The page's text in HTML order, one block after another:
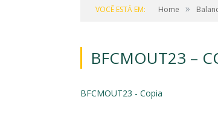
VOCÊ ESTÁ EM: Home »
BFCMOUT23 –
BFCMOUT23 - Copia